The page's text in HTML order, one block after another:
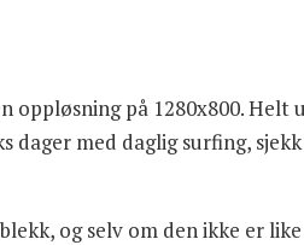
på 1280x800. Helt
dager med daglig surfing,
og selv om den ikke er